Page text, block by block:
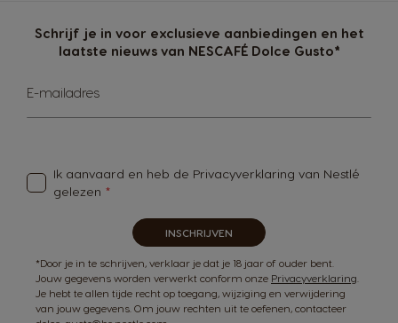
Schrijf je in voor exclusieve aanbiedingen en het
laatste nieuws van NESCAFÉ Dolce Gusto*
u
E-mailadres
Ik aanvaard en heb de Privacyverklaring van Nestlé
gelezen
INSCHRIJVEN
*Door je in te schrijven, verklaar je dat je 18 jaar of ouder bent.
Jouw gegevens worden verwerkt conform onze Privacyverklaring
Je hebt te allen tijde recht op toegang, wijziging en verwijdering
van jouw gegevens. Om jouw rechten uit te oefenen, contacteer